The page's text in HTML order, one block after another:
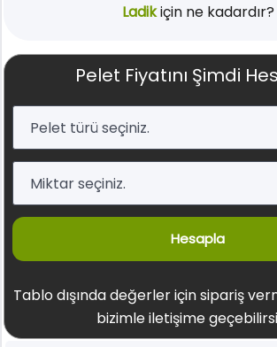
Ladikiçin ne kadardır?
Pelet Fiyatını Şimdi
Hesapla
Tablo dışında değerler için sipariş
bizimle iletişime